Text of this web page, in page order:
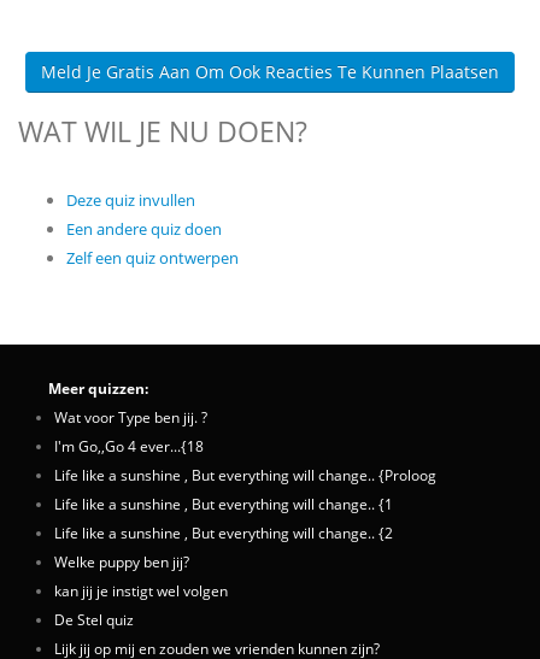
Meld Je Gratis Aan Om Ook Reacties Te Kunnen Plaatsen
WAT WIL JE NU DOEN?
Deze quiz invullen
Een andere quiz doen
Zelf een quiz ontwerpen
Meer quizzen:
Wat voor Type ben jij. ?
I'm Go,,Go 4 ever...{18
Life like a sunshine , But everything will change.. {Proloog
Life like a sunshine , But everything will change.. {1
Life like a sunshine , But everything will change.. {2
Welke puppy ben jij?
kan jij je instigt wel volgen
De Stel quiz
Lijk jij op mij en zouden we vrienden kunnen zijn?